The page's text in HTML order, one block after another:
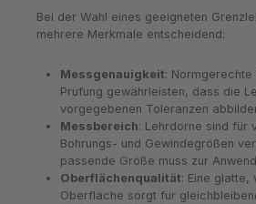
Bei der Wahl eines geeigneten
mehrere Merkmale entscheidend:
Messgenauigkeit: Normgerechte
Prüfung gewährleisten, dass die
vorgegebenen Toleranzen
Messbereich: Lehrdorne sind für
Bohrungs- und Gewindegrößen
passende Größe muss zur
Oberflächenqualität: Eine glatte,
Oberfläche sorgt für